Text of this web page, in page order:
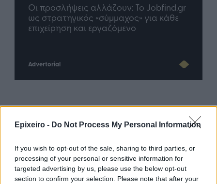
Epixeiro - Do Not Process My Personal Information
If you wish to opt-out of the sale, sharing to third parties, or
processing of your personal or sensitive information for
targeted advertising by us, please use the below opt-out
section to confirm your selection. Please note that after your
Οι προσλήψεις αλλάζουν: To Jobfind.gr
ως στρατηγικός «σύμμαχος» για κάθε
επιχείρηση και εργαζόμενο
Advertorial
Eurobank: Πιο ανθεκτική στο
πετρέλαιο, πιο ευάλωτη στο
φυσικό αέριο η Ευρώπη
06/08/26|17:34